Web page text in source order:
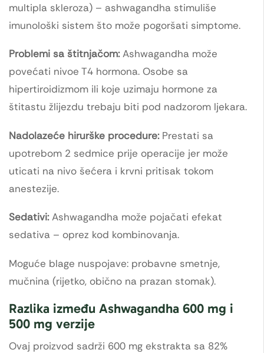
multipla skleroza) – ashwagandha stimuliše
imunološki sistem što može pogoršati simptome.
Problemi sa štitnjačom:Ashwagandha može
povećati nivoe T4 hormona. Osobe sa
hipertiroidizmom ili koje uzimaju hormone za
štitastu žlijezdu trebaju biti pod nadzorom ljekara.
Nadolazeće hirurške procedure:Prestati sa
upotrebom 2 sedmice prije operacije jer može
uticati na nivo šećera i krvni pritisak tokom
anestezije.
Sedativi:Ashwagandha može pojačati efekat
sedativa – oprez kod kombinovanja.
Moguće blage nuspojave: probavne smetnje,
mučnina (rijetko, obično na prazan stomak).
Razlika između Ashwagandha 600 mg i
500 mg verzije
Ovaj proizvod sadrži 600 mg ekstrakta sa 82%